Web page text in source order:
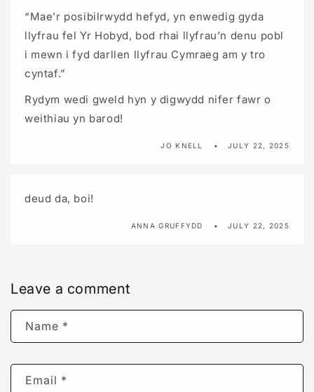
“Mae’r posibilrwydd hefyd, yn enwedig gyda
llyfrau fel Yr Hobyd, bod rhai llyfrau’n denu pobl
i mewn i fyd darllen llyfrau Cymraeg am y tro
cyntaf.”
Rydym wedi gweld hyn y digwydd nifer fawr o
weithiau yn barod!
JO KNELL JULY 22, 2025
deud da, boi!
ANNA GRUFFYDD JULY 22, 2025
Leave a comment
Name *
Email *